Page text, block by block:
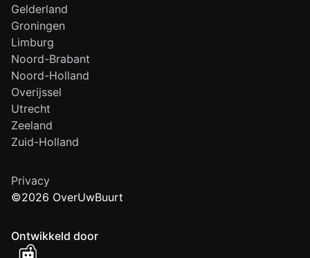
Gelderland
Groningen
Limburg
Noord-Brabant
Noord-Holland
Overijssel
Utrecht
Zeeland
Zuid-Holland
Privacy
©2026 OverUwBuurt
Ontwikkeld door